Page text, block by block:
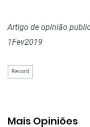
Artigo de opinião
1Fev2019
Record
Mais Opiniões